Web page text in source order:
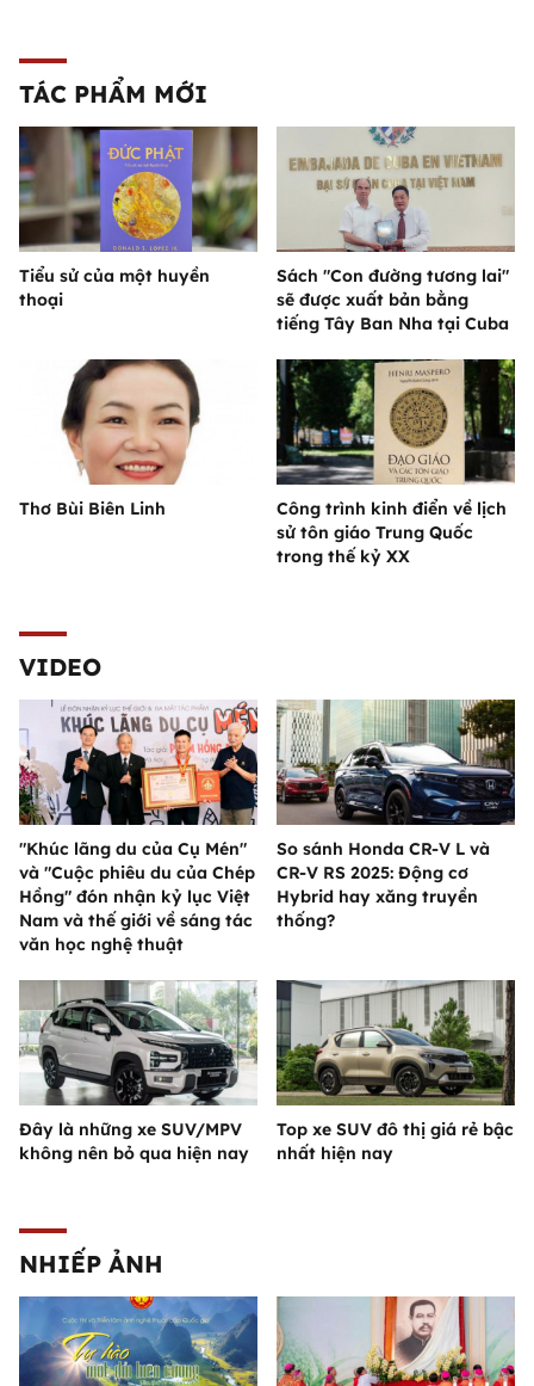
TÁC PHẨM MỚI
Tiểu sử của một huyền
thoại
Sách "Con đường tương lai"
sẽ được xuất bản bằng
tiếng Tây Ban Nha tại Cuba
Thơ Bùi Biên Linh
Công trình kinh điển về lịch
sử tôn giáo Trung Quốc
trong thế kỷ XX
VIDEO
"Khúc lãng du của Cụ Mén"
và "Cuộc phiêu du của Chép
Hồng" đón nhận kỷ lục Việt
Nam và thế giới về sáng tác
văn học nghệ thuật
So sánh Honda CR-V L và
CR-V RS 2025: Động cơ
Hybrid hay xăng truyền
thống?
Đây là những xe SUV/MPV
không nên bỏ qua hiện nay
Top xe SUV đô thị giá rẻ bậc
nhất hiện nay
NHIẾP ẢNH